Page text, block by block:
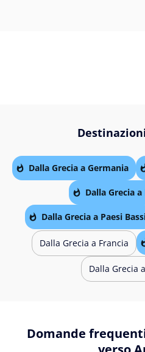
Dalla Grecia a Germania
Dalla Grecia
Dalla Grecia a Paesi
Dalla Grecia a Francia
Dalla Grecia
Domande